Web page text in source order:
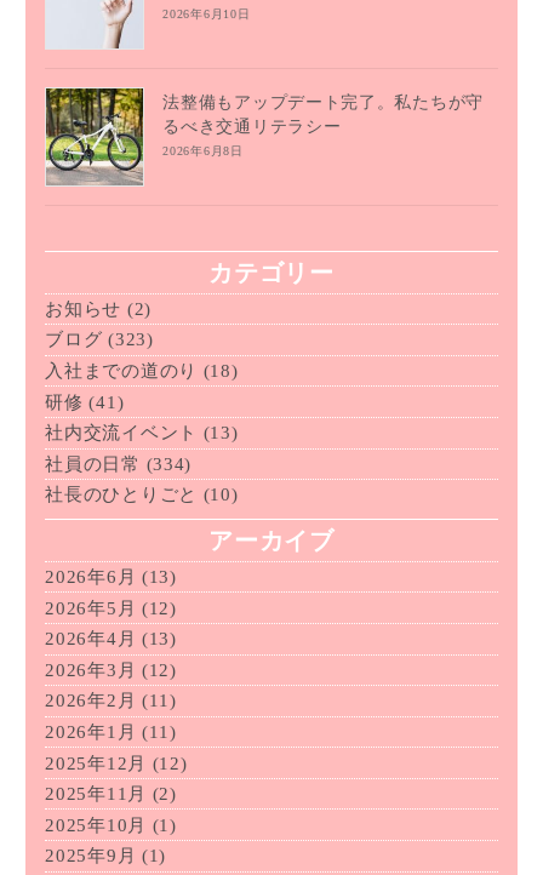
2026年6月10日
法整備もアップデート完了。私たちが守
るべき交通リテラシー
2026年6月8日
カテゴリー
お知らせ (2)
ブログ (323)
入社までの道のり (18)
研修 (41)
社内交流イベント (13)
社員の日常 (334)
社長のひとりごと (10)
アーカイブ
2026年6月 (13)
2026年5月 (12)
2026年4月 (13)
2026年3月 (12)
2026年2月 (11)
2026年1月 (11)
2025年12月 (12)
2025年11月
(2)
2025年10月
(1)
2025年9月 (1)